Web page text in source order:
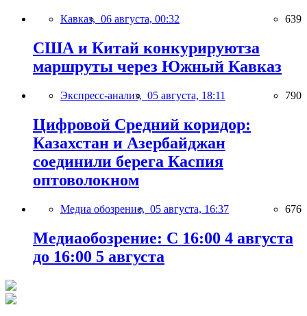
Кавказ, 06 августа, 00:32 639
США и Китай конкурируютза
маршруты через Южный Кавказ
Экспресс-анализ, 05 августа, 18:11 790
Цифровой Средний коридор:
Казахстан и Азербайджан
соединили берега Каспия
оптоволокном
Медиа обозрение, 05 августа, 16:37 676
Медиаобозрение: С 16:00 4 августа
до 16:00 5 августа